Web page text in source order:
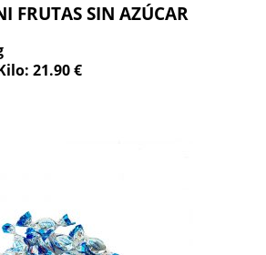
FRUTAS SIN AZÚCAR
21.90 €